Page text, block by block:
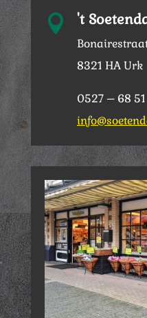
 't
8321 HA Urk
0527 – 68 51